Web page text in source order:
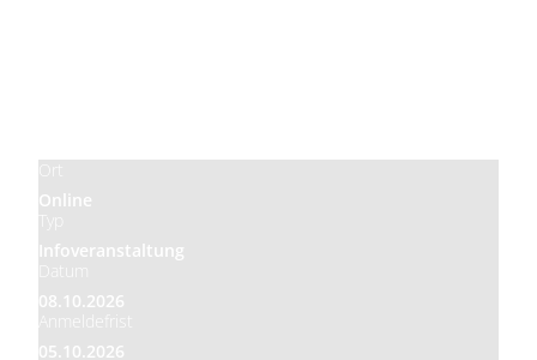
Online
Infoveranstaltung
08.10.2026
05.10.2026